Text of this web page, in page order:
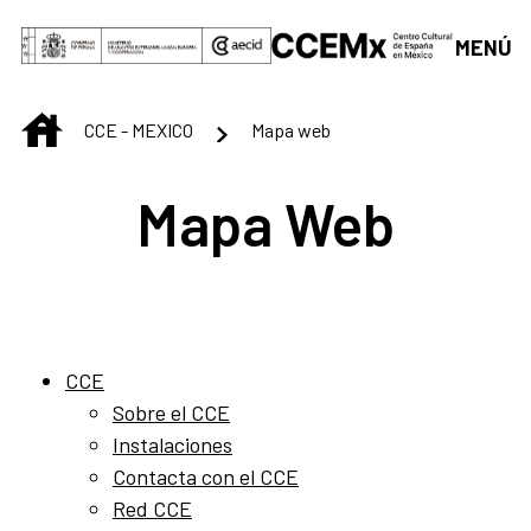
Saltar al contenido principal
MENÚ
INICIOCCE - MEXICO Mapa web
Mapa Web
CCE
Sobre el CCE
Instalaciones
Contacta con el CCE
Red CCE